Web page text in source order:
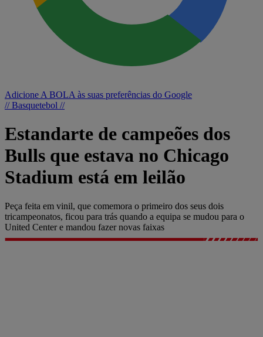
Adicione A BOLA às suas preferências do Google
// Basquetebol //
Estandarte de campeões dos
Bulls que estava no Chicago
Stadium está em leilão
Peça feita em vinil, que comemora o primeiro dos seus dois
tricampeonatos, ficou para trás quando a equipa se mudou para o
United Center e mandou fazer novas faixas